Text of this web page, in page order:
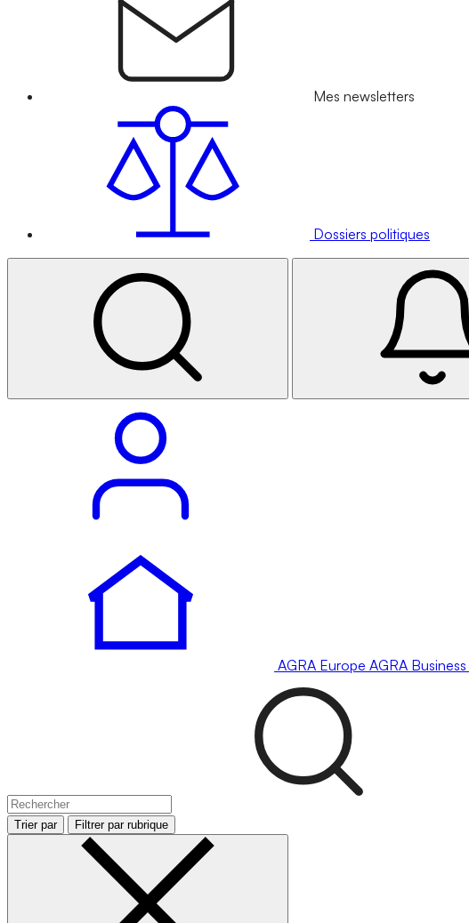
Mes newsletters
Dossiers politiques
AGRA Europe AGRA Business
Trier par Filtrer par rubrique